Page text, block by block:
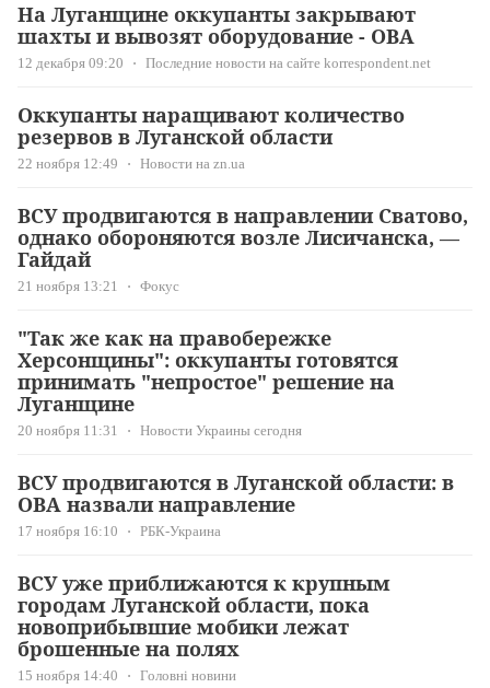
На Луганщине оккупанты закрывают
шахты и вывозят оборудование - ОВА
12 декабря 09:20 Последние новости на сайте korrespondent.net
Оккупанты наращивают количество
резервов в Луганской области
22 ноября 12:49 Новости на zn.ua
ВСУ продвигаются в направлении Сватово,
однако обороняются возле Лисичанска, —
Гайдай
21 ноября 13:21 Фокус
"Так же как на правобережке
Херсонщины": оккупанты готовятся
принимать "непростое" решение на
Луганщине
20 ноября 11:31 Новости Украины сегодня
ВСУ продвигаются в Луганской области: в
ОВА назвали направление
17 ноября 16:10 РБК-Украина
ВСУ уже приближаются к крупным
городам Луганской области, пока
новоприбывшие мобики лежат
брошенные на полях
15 ноября 14:40 Головні новини